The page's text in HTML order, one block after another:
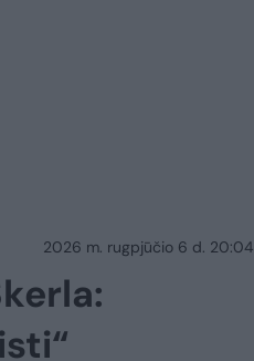
2026 m. rugpjūčio 6 d. 20:04